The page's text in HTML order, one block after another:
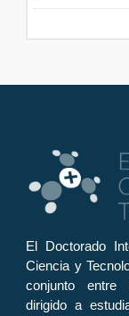
El Doctorado
Ciencia y
conjunto entre
dirigido a